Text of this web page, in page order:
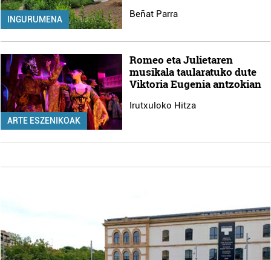
INGURUMENA
Beñat Parra
ARTE ESZENIKOAK
Romeo eta Julietaren
musikala taularatuko dute
Viktoria Eugenia antzokian
Irutxuloko Hitza